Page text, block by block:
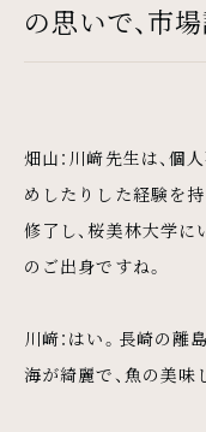
の思いで、市
畑山：川﨑先生は、個
めしたりした経験を
修了し、桜美林大学
のご出身ですね。
川﨑：はい。長崎の離
海が綺麗で、魚の美味